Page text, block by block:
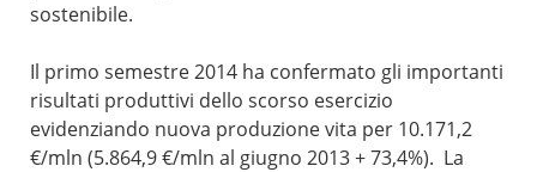
sostenibile.
Il primo semestre 2014 ha confermato gli importanti
risultati produttivi dello scorso esercizio
evidenziando nuova produzione vita per 10.171,2
€/mln (5.864,9 €/mln al giugno 2013 + 73,4%). La